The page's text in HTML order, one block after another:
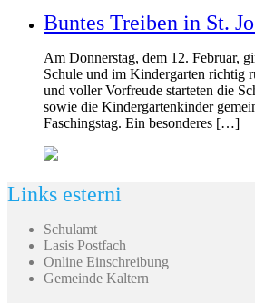
Buntes Treiben in St.
Am Donnerstag, dem 12. Februar,
Schule und im Kindergarten richtig
und voller Vorfreude starteten die
sowie die Kindergartenkinder
Faschingstag. Ein besonderes […]
Links esterni
Schulamt
Lasis Postfach
Online Einschreibung
Gemeinde Kaltern